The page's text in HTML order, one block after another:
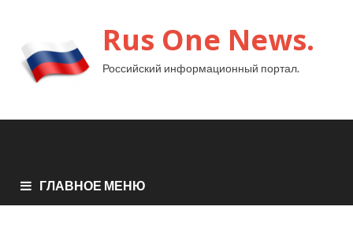
Rus One News.
Российский информационный портал.
ГЛАВНОЕ МЕНЮ